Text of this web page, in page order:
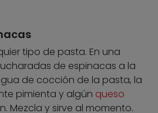
tipo de pasta. En una
de espinacas a la
de cocción de la pasta, la
pimienta y algún queso
Mezcla y sirve al momento.